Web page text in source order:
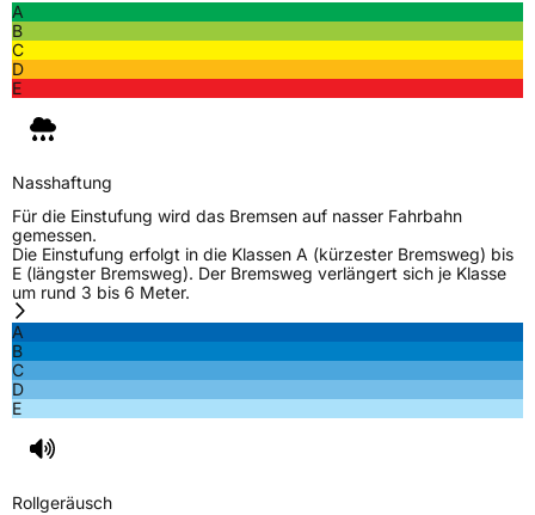
A
B
C
D
E
Nasshaftung
Für die Einstufung wird das Bremsen auf nasser Fahrbahn
gemessen.
Die Einstufung erfolgt in die Klassen A (kürzester Bremsweg) bis
E (längster Bremsweg). Der Bremsweg verlängert sich je Klasse
um rund 3 bis 6 Meter.
A
B
C
D
E
Rollgeräusch